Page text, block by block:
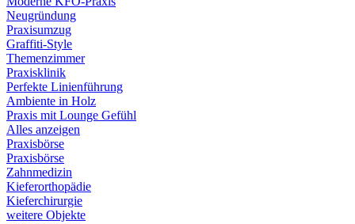
Neugründung
Praxisumzug
Graffiti-Style
Themenzimmer
Praxisklinik
Perfekte Linienführung
Ambiente in Holz
Praxis mit Lounge Gefühl
Alles anzeigen
Praxisbörse
Praxisbörse
Zahnmedizin
Kieferorthopädie
Kieferchirurgie
weitere Objekte